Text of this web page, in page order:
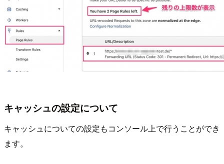
キャッシュの設定について
キャッシュについての設定もコンソール上で行うことができ
ます。